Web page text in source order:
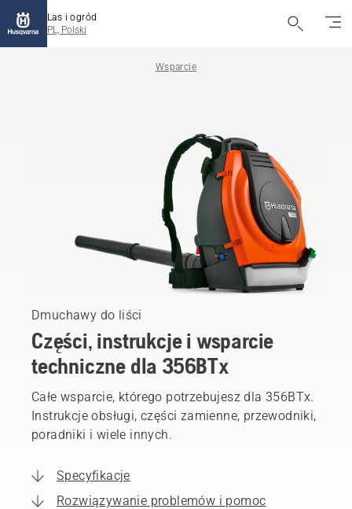
Las i ogród
PL, Polski
Wsparcie
Dmuchawy do liści
Części, instrukcje i wsparcie
techniczne dla 356BTx
Całe wsparcie, którego potrzebujesz dla 356BTx.
Instrukcje obsługi, części zamienne, przewodniki,
poradniki i wiele innych.
Specyfikacje
Rozwiązywanie problemów i pomoc